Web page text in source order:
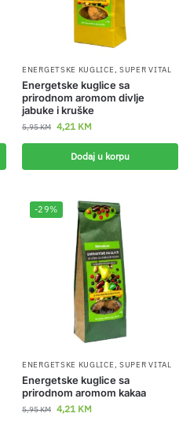
ENERGETSKE KUGLICE,SUPER VITAL
Energetske kuglice sa
prirodnom aromom divlje
jabuke i kruške
5,95KM 4,21 KM
Dodaj u korpu
-29%
ENERGETSKE KUGLICE,SUPER VITAL
Energetske kuglice sa
prirodnom aromom kakaa
5,95KM 4,21 KM